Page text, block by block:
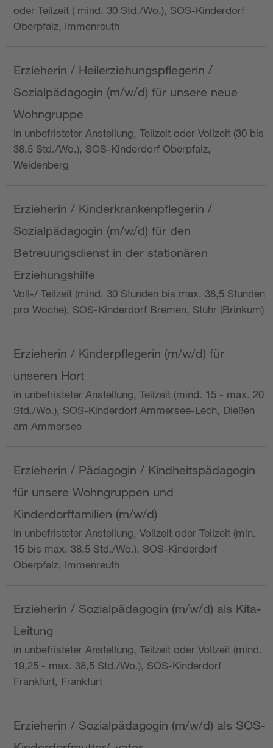
oder Teilzeit ( mind. 30 Std./Wo.), SOS-Kinderdorf
Oberpfalz, Immenreuth
Erzieherin / Heilerziehungspflegerin /
Sozialpädagogin (m/w/d) für unsere neue
Wohngruppe
in unbefristeter Anstellung, Teilzeit oder Vollzeit (30 bis
38,5 Std./Wo.), SOS-Kinderdorf Oberpfalz,
Weidenberg
Erzieherin / Kinderkrankenpflegerin /
Sozialpädagogin (m/w/d) für den
Betreuungsdienst in der stationären
Erziehungshilfe
Voll-/ Teilzeit (mind. 30 Stunden bis max. 38,5 Stunden
pro Woche), SOS-Kinderdorf Bremen, Stuhr (Brinkum)
Erzieherin / Kinderpflegerin (m/w/d) für
unseren Hort
in unbefristeter Anstellung, Teilzeit (mind. 15 - max. 20
Std./Wo.), SOS-Kinderdorf Ammersee-Lech, Dießen
am Ammersee
Erzieherin / Pädagogin / Kindheitspädagogin
für unsere Wohngruppen und
Kinderdorffamilien (m/w/d)
in unbefristeter Anstellung, Vollzeit oder Teilzeit (min.
15 bis max. 38,5 Std./Wo.), SOS-Kinderdorf
Oberpfalz, Immenreuth
Erzieherin / Sozialpädagogin (m/w/d) als Kita-
Leitung
in unbefristeter Anstellung, Teilzeit oder Vollzeit (mind.
19,25 - max. 38,5 Std./Wo.), SOS-Kinderdorf
Frankfurt, Frankfurt
Erzieherin / Sozialpädagogin (m/w/d) als SOS-